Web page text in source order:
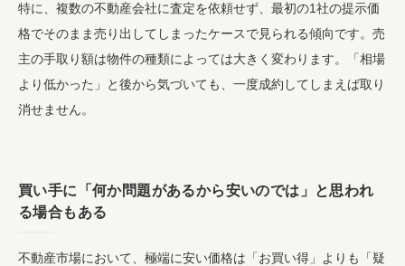
特に、複数の不動産会社に査定を依頼せず、最初の1社の提示価
格でそのまま売り出してしまったケースで見られる傾向です。売
主の手取り額は物件の種類によっては大きく変わります。「相場
より低かった」と後から気づいても、一度成約してしまえば取り
消せません。
買い手に「何か問題があるから安いのでは」と思われ
る場合もある
不動産市場において、極端に安い価格は「お買い得」よりも「疑